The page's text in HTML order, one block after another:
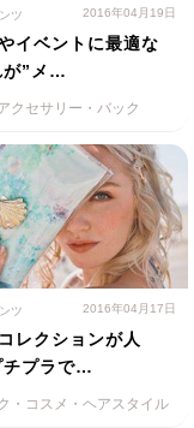
ツ 2016年04月19日
イベントに最適な
が”メ…
クセサリー・バック
ツ 2016年04月17日
レクションが人
チプラで…
・コスメ・ヘアスタイル